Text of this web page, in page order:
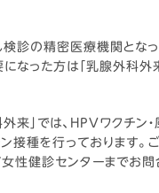
診の精密医療機関とな
なった方は「乳腺外科外
外来」では、HPVワクチン
接種を行っております。
性健診センターまでお問